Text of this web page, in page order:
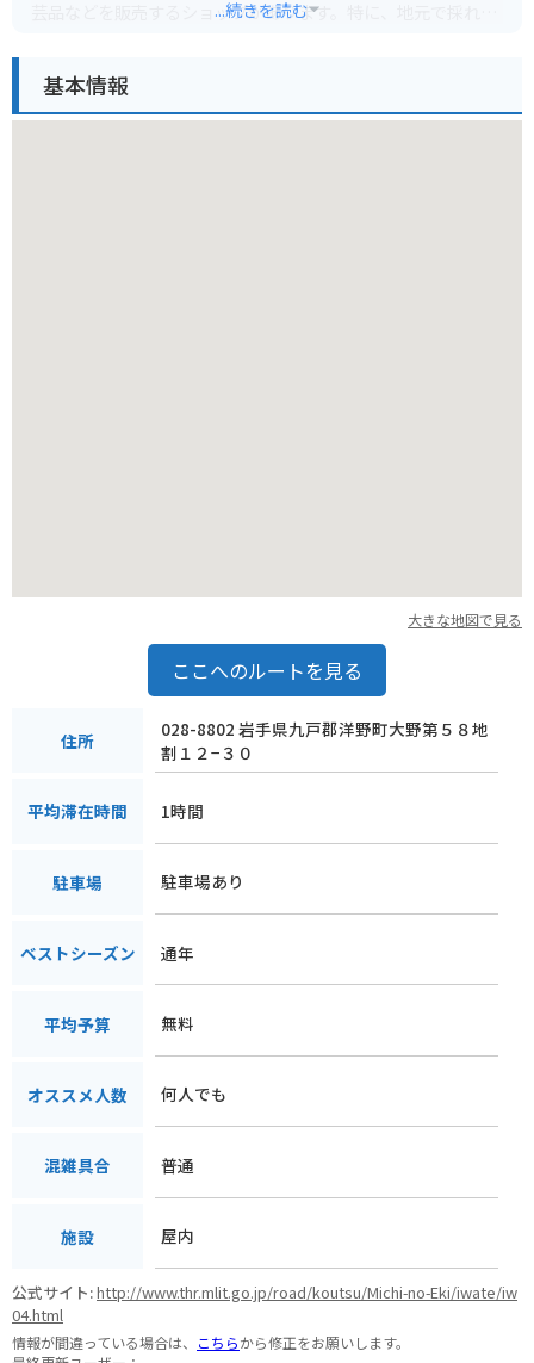
芸品などを販売するショップがあります。特に、地元で採れた
ます。
...続きを読む
基本情報
大きな地図で見る
ここへのルートを見る
住所
028-8802 岩手県九戸郡洋野町大野第５８地
割１２−３０
平均滞在時間 1時間
駐車場 駐車場あり
ベストシーズン 通年
平均予算 無料
オススメ人数 何人でも
混雑具合 普通
施設 屋内
公式サイト:http://www.thr.mlit.go.jp/road/koutsu/Michi-no-Eki/iwate/iw
04.html
情報が間違っている場合は、 こちらから修正をお願いします。